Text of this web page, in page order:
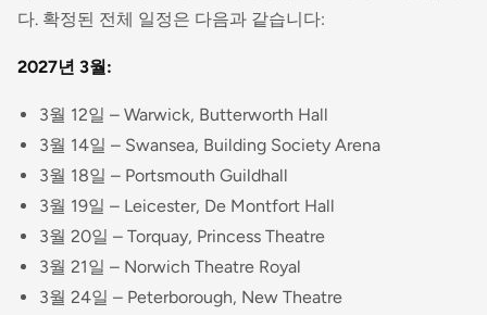
다. 확정된 전체 일정은 다음과 같습니다:
2027년 3월:
3월 12일 – Warwick, Butterworth Hall
3월 14일 – Swansea, Building Society Arena
3월 18일 – Portsmouth Guildhall
3월 19일 – Leicester, De Montfort Hall
3월 20일 – Torquay, Princess Theatre
3월 21일 – Norwich Theatre Royal
3월 24일 – Peterborough, New Theatre